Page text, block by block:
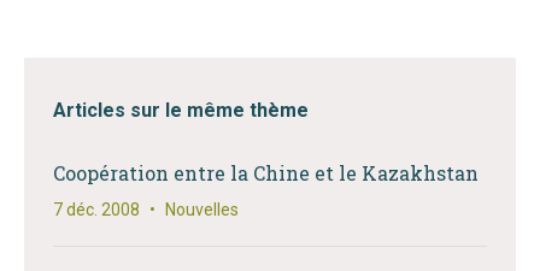
Articles sur le même thème
Coopération entre la Chine et le Kazakhstan
7 déc. 2008 • Nouvelles